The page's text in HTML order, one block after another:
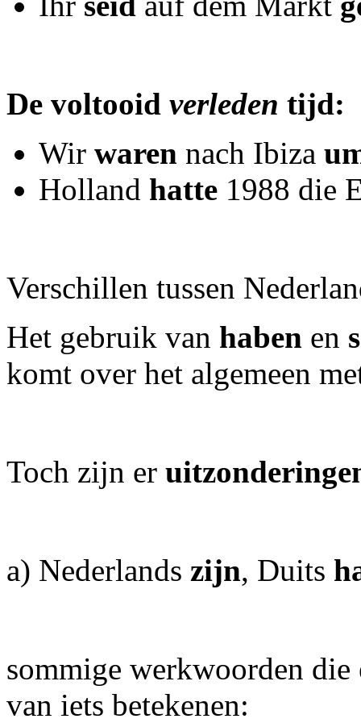
De voltooid verleden tijd:
Wir waren nach Ibiza
Holland hatte 1988 die
Verschillen tussen
Het gebruik van haben en
komt over het algemeen
Toch zijn er
a) Nederlands zijn, Duits
sommige werkwoorden
van iets betekenen: